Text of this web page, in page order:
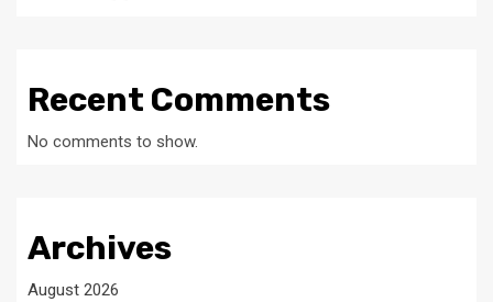
Recent Comments
No comments to show.
Archives
August 2026